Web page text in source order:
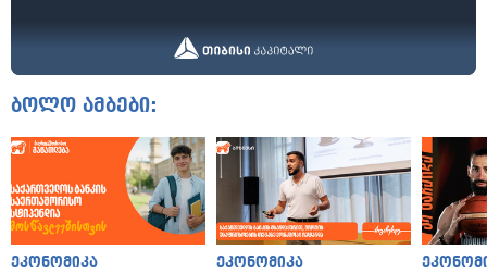
ბოლო ამბები:
ეკონომიკა ეკონომიკა